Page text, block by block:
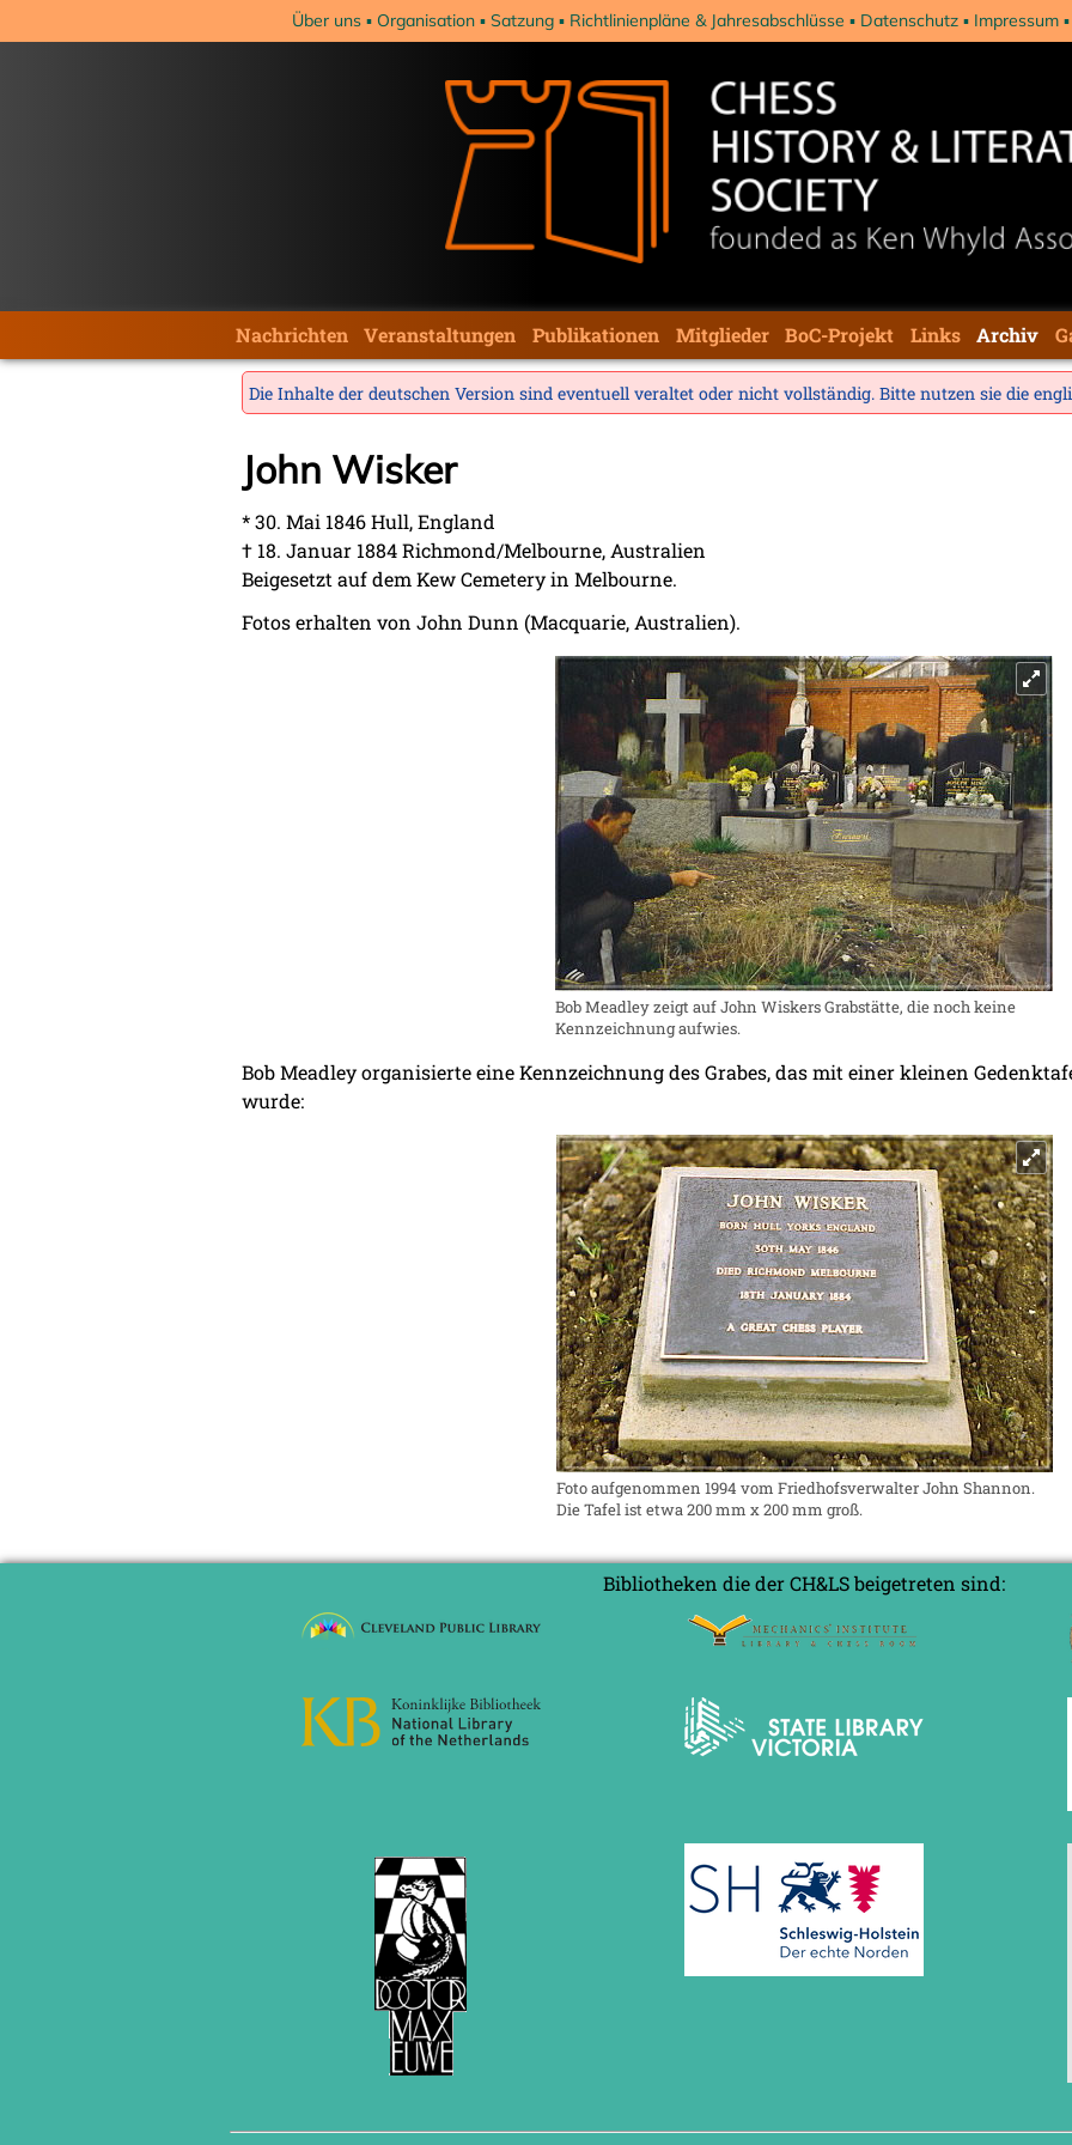
Über uns Organisation Satzung Richtlinienpläne & Jahresabschlüsse Datenschutz Impressum
überspringen
Nachrichten Veranstaltungen Publikationen Mitglieder BoC-Projekt Links Archiv
Die Inhalte der deutschen Version sind eventuell veraltet oder nicht vollständig. Bitte nutzen sie die
John Wisker
* 30. Mai 1846 Hull, England
† 18. Januar 1884 Richmond/Melbourne, Australien
Beigesetzt auf dem Kew Cemetery in Melbourne.
Fotos erhalten von John Dunn (Macquarie, Australien).
Bob Meadley zeigt auf John Wiskers Grabstätte, die noch keine
Kennzeichnung aufwies.
Bob Meadley organisierte eine Kennzeichnung des Grabes, das mit einer kleinen
wurde:
Foto aufgenommen 1994 vom Friedhofsverwalter John Shannon.
Die Tafel ist etwa 200 mm x 200 mm groß.
Bibliotheken die der CH&LS beigetreten sind: